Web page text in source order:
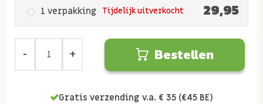
1 verpakking Tijdelijk uitverkocht 29,95
Bestellen
Gratis verzending v.a. € 35 (€45 BE)